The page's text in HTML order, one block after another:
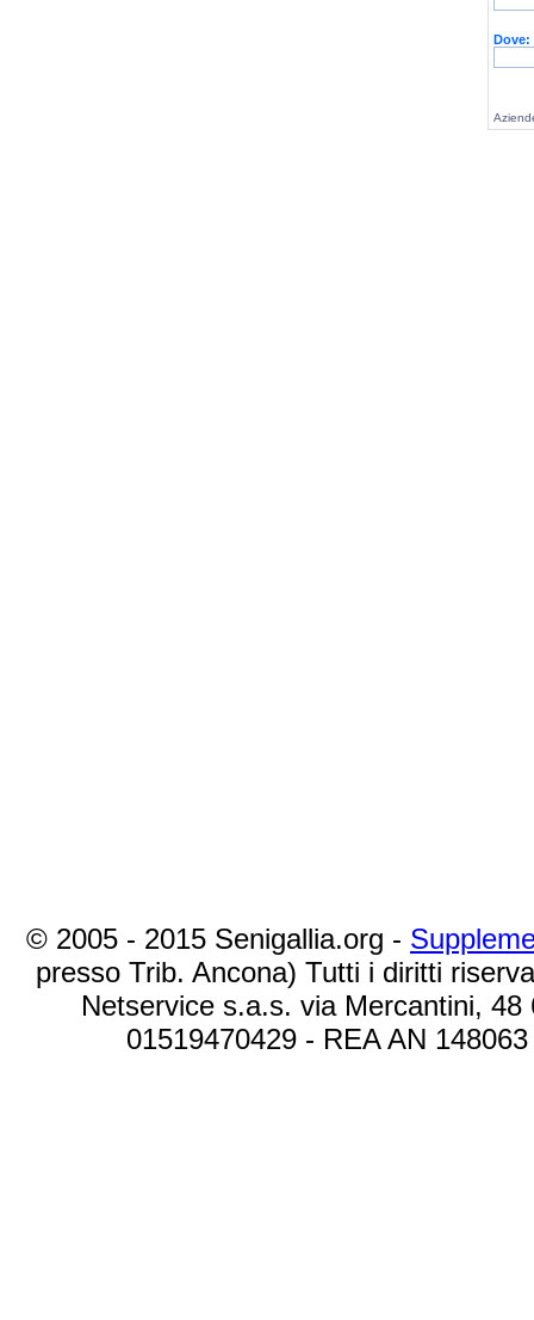
Dove:
© 2005 - 2015 Senigallia.org -
presso Trib. Ancona) Tutti i diritti
Netservice s.a.s. via Mercantini,
01519470429 - REA AN